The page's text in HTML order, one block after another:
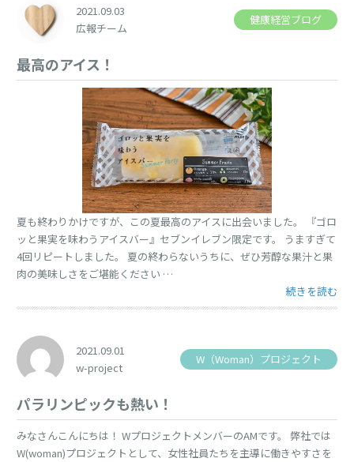
2021.09.03
広報チーム
健康経営ブログ
最高のアイス！
夏も終わりかけですが、この夏最高のアイスに出会いました。 『ゴロ
ッと果実を味わうアイスバー』セブンイレブン限定です。 うますぎて
4回リピートしました。 夏の終わらないうちに、ぜひ芳醇な果汁と果
肉の美味しさをご堪能ください …
“最高のアイス
続きを読む
2021.09.01
w-project
W（Woman）プロジェクト
パラリンピックも熱い！
みなさんこんにちは！ WプロジェクトメンバーのAMです。 弊社では
W(woman)プロジェクトとして、女性社員たちを主導に働きやすさを